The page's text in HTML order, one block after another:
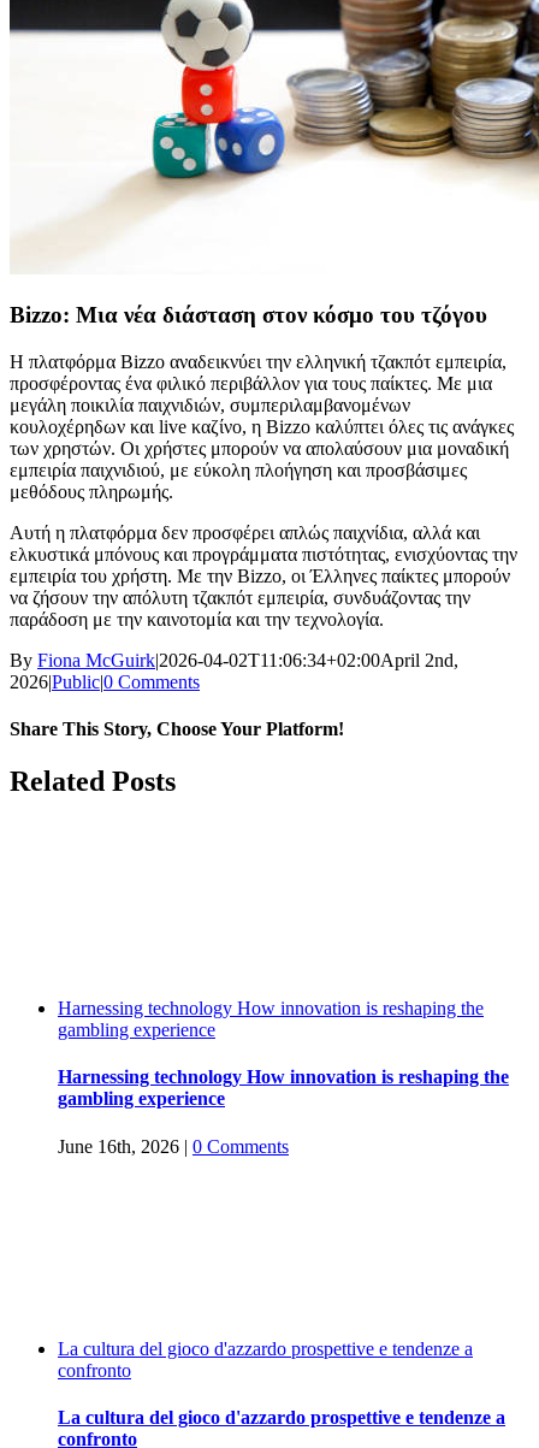
Bizzo: Μια νέα διάσταση στον κόσμο του τζόγου
Η πλατφόρμα Bizzo αναδεικνύει την ελληνική τζακπότ εμπειρία,
προσφέροντας ένα φιλικό περιβάλλον για τους παίκτες. Με μια
μεγάλη ποικιλία παιχνιδιών, συμπεριλαμβανομένων
κουλοχέρηδων και live καζίνο, η Bizzo καλύπτει όλες τις ανάγκες
των χρηστών. Οι χρήστες μπορούν να απολαύσουν μια μοναδική
εμπειρία παιχνιδιού, με εύκολη πλοήγηση και προσβάσιμες
μεθόδους πληρωμής.
Αυτή η πλατφόρμα δεν προσφέρει απλώς παιχνίδια, αλλά και
ελκυστικά μπόνους και προγράμματα πιστότητας, ενισχύοντας την
εμπειρία του χρήστη. Με την Bizzo, οι Έλληνες παίκτες μπορούν
να ζήσουν την απόλυτη τζακπότ εμπειρία, συνδυάζοντας την
παράδοση με την καινοτομία και την τεχνολογία.
By Fiona McGuirk|2026-04-02T11:06:34+02:00April 2nd,
2026|Public|0 Comments
Share This Story, Choose Your Platform!
Facebook
Twitter
Reddit
LinkedIn
WhatsApp
Tumblr
Pinterest
Vk
Email
Related Posts
Harnessing technology How innovation is reshaping the
gambling experience
Harnessing technology How innovation is reshaping the
gambling experience
June 16th, 2026 | 0 Comments
La cultura del gioco d'azzardo prospettive e tendenze a
confronto
La cultura del gioco d'azzardo prospettive e tendenze a
confronto